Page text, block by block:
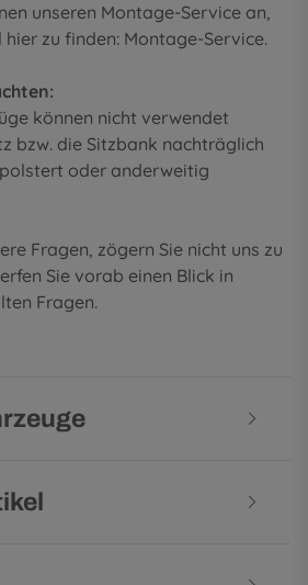
unseren Montage-Service an,
zu finden: Montage-Service.
können nicht verwendet
bzw. die Sitzbank nachträglich
oder anderweitig
Fragen, zögern Sie nicht uns zu
Sie vorab einen Blick in
Fragen.